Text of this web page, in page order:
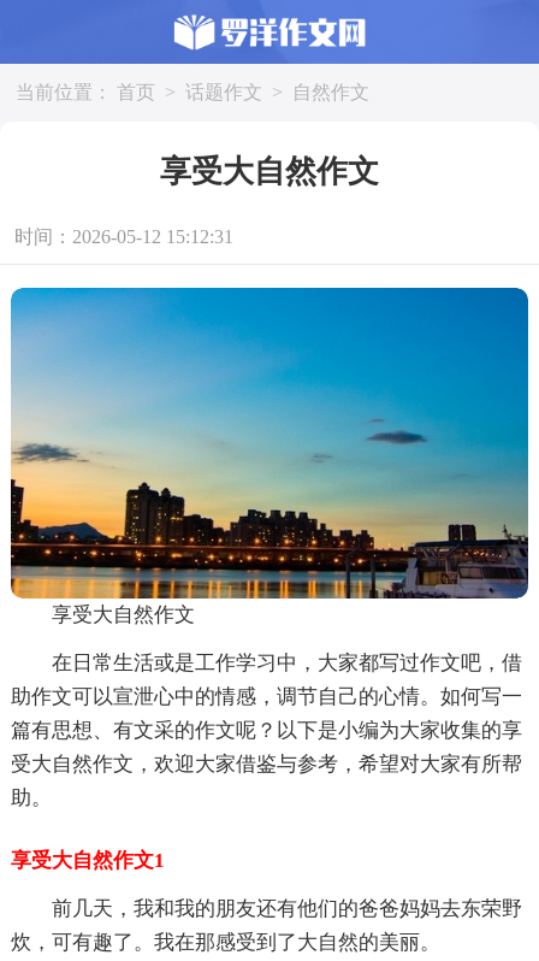
当前位置： 首页 > 话题作文 > 自然作文
享受大自然作文
时间：2026-05-12 15:12:31
享受大自然作文
在日常生活或是工作学习中，大家都写过作文吧，借
助作文可以宣泄心中的情感，调节自己的心情。如何写一
篇有思想、有文采的作文呢？以下是小编为大家收集的享
受大自然作文，欢迎大家借鉴与参考，希望对大家有所帮
助。
享受大自然作文1
前几天，我和我的朋友还有他们的爸爸妈妈去东荣野
炊，可有趣了。我在那感受到了大自然的美丽。